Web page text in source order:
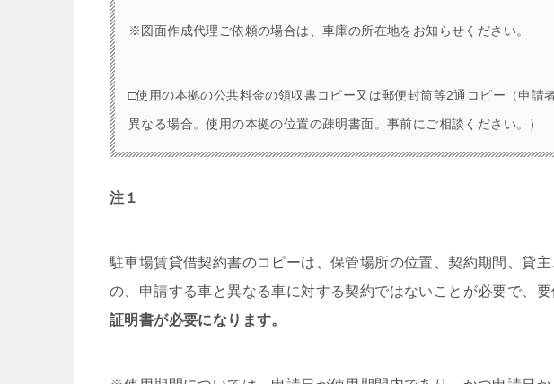
※図面作成代理ご依頼の場合は、車庫の所在地をお知らせください。
□使用の本拠の公共料金の領収書コピー又は郵便封筒等2通コピー（申請
異なる場合。使用の本拠の位置の疎明書面。事前にご相談ください。）
注１
駐車場賃貸借契約書のコピーは、保管場所の位置、契約期間、貸
の、申請する車と異なる車に対する契約ではないことが必要で、
証明書が必要になります。